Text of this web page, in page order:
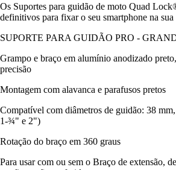
Os Suportes para guidão de moto Quad
definitivos para fixar o seu smartphone na sua
SUPORTE PARA GUIDÃO PRO -
Grampo e braço em alumínio anodizado
precisão
Montagem com alavanca e parafusos pretos
Compatível com diâmetros de guidão: 38
1-¾" e 2")
Rotação do braço em 360 graus
Para usar com ou sem o Braço de extensão,